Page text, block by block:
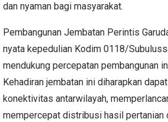
dan nyaman bagi masyarakat.
Pembangunan Jembatan Perintis
nyata kepedulian Kodim 0118/
mendukung percepatan pembangunan
Kehadiran jembatan ini diharapkan
konektivitas antarwilayah,
mempercepat distribusi hasil pertanian